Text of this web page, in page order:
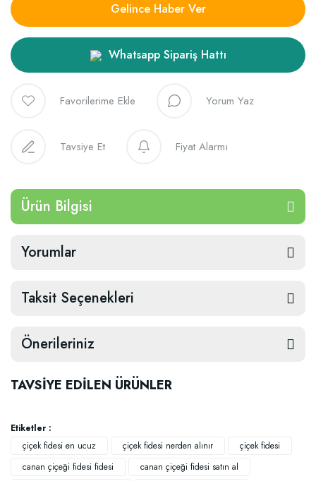
Gelince Haber Ver
Whatsapp Sipariş Hattı
Yorum Yaz
Tavsiye Et Fiyat Alarmı
Ürün Bilgisi
Yorumlar
Taksit Seçenekleri
Önerileriniz
TAVSİYE EDİLEN ÜRÜNLER
Etiketler :
çiçek fidesi en ucuz
çiçek fidesi nerden alınır
çiçek fidesi
canan çiçeği fidesi fidesi
canan çiçeği fidesi satın al